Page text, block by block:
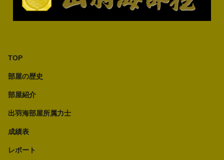
TOP
部屋の歴史
部屋紹介
出羽海部屋所属力士
成績表
レポート